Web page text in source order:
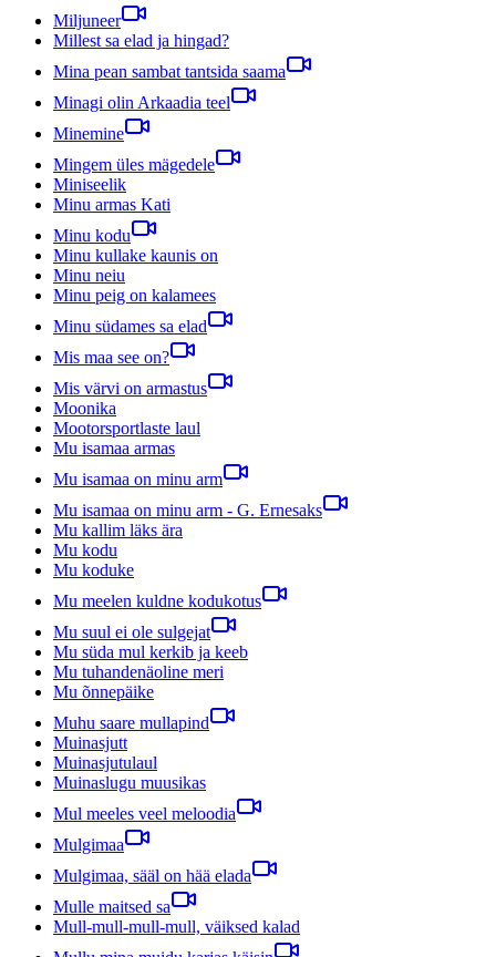
Miljuneer
Millest sa elad ja hingad?
Mina pean sambat tantsida saama
Minagi olin Arkaadia teel
Minemine
Mingem üles mägedele
Miniseelik
Minu armas Kati
Minu kodu
Minu kullake kaunis on
Minu neiu
Minu peig on kalamees
Minu südames sa elad
Mis maa see on?
Mis värvi on armastus
Moonika
Mootorsportlaste laul
Mu isamaa armas
Mu isamaa on minu arm
Mu isamaa on minu arm - G. Ernesaks
Mu kallim läks ära
Mu kodu
Mu koduke
Mu meelen kuldne kodukotus
Mu suul ei ole sulgejat
Mu süda mul kerkib ja keeb
Mu tuhandenäoline meri
Mu õnnepäike
Muhu saare mullapind
Muinasjutt
Muinasjutulaul
Muinaslugu muusikas
Mul meeles veel meloodia
Mulgimaa
Mulgimaa, sääl on hää elada
Mulle maitsed sa
Mull-mull-mull-mull, väiksed kalad